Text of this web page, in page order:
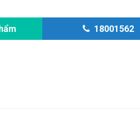
18001562